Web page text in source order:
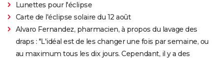
Lunettes pour l'éclipse
Carte de l'éclipse solaire du 12 août
Alvaro Fernandez, pharmacien, à propos du lavage des
draps : "L'idéal est de les changer une fois par semaine, ou
au maximum tous les dix jours. Cependant, il y a des